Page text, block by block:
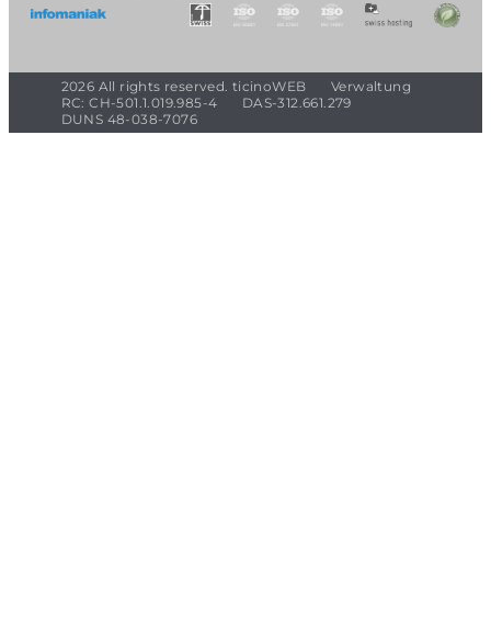
2026 All rights reserved. ticinoWEB
Verwaltung
RC: CH-501.1.019.985-4
DAS-312.661.279
DUNS 48-038-7076